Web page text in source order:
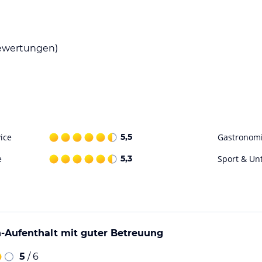
5,5
5,3 Sport &
Aufenthalt mit guter Betreuung
5 / 6